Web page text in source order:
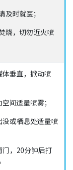
时就医；
烧，切勿近火喷
垂直，掀动喷
间适量喷雾；
或栖息处适量喷
门，20分钟后打